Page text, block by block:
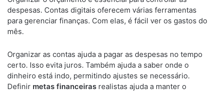
despesas. Contas digitais oferecem várias ferramentas
para gerenciar finanças. Com elas, é fácil ver os gastos do
mês.
Organizar as contas ajuda a pagar as despesas no tempo
certo. Isso evita juros. Também ajuda a saber onde o
dinheiro está indo, permitindo ajustes se necessário.
Definir metas financeiras realistas ajuda a manter o